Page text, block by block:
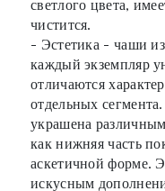
светлого цвета,
чистится.
- Эстетика - чаши
каждый экземпляр
отличаются
отдельных
украшена
как нижняя часть
аскетичной форме.
искусным